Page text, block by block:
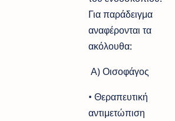
Για παράδειγμα
αναφέρονται τα
ακόλουθα:
Α) Οισοφάγος
• Θεραπευτική
αντιμετώπιση